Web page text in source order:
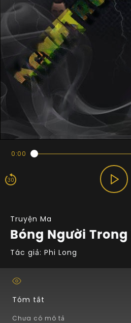
0:00
30
Truyện Ma
Bóng Người Trong
Tác giả: Phi Long
Tóm tắt
Chưa có mô tả